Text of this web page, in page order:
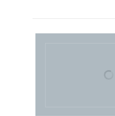
O desempate
busca pela